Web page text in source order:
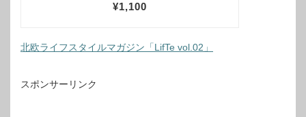
北欧ライフスタイルマガジン「LifTe vol.02」
スポンサーリンク